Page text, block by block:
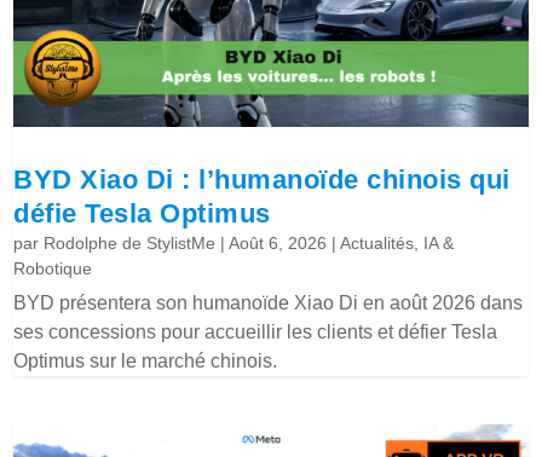
BYD Xiao Di : l’humanoïde chinois qui
défie Tesla Optimus
par Rodolphe de StylistMe |Août 6, 2026 |Actualités, IA &
Robotique
BYD présentera son humanoïde Xiao Di en août 2026 dans
ses concessions pour accueillir les clients et défier Tesla
Optimus sur le marché chinois.